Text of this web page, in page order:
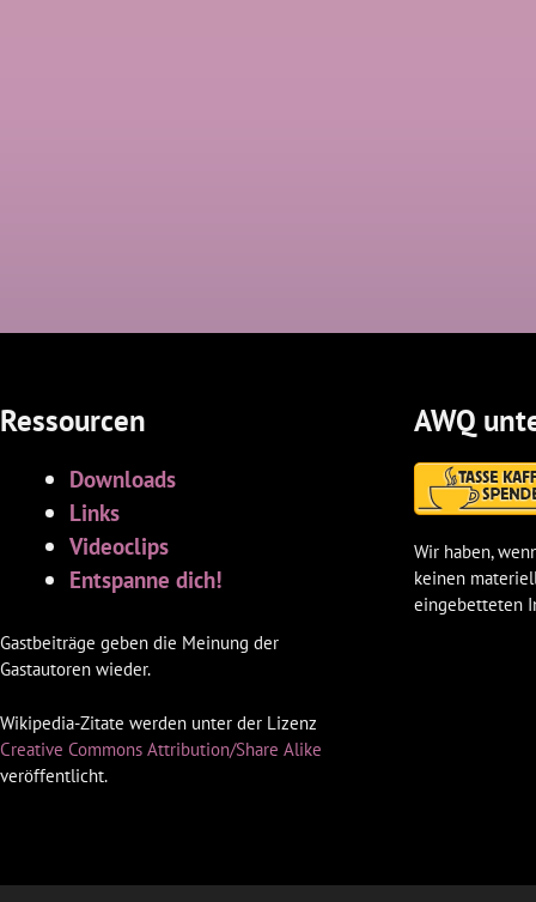
Ressourcen
Downloads
Links
Videoclips
Entspanne dich!
Gastbeiträge geben die Meinung der
Gastautoren wieder.
Wikipedia-Zitate werden unter der Lizenz
Creative Commons Attribution/Share Alike
veröffentlicht.
AWQ
Wir haben,
keinen
eingebetteten